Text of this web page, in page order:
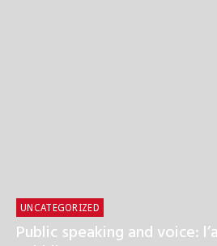
UNCATEGORIZED
Public speaking and voice:
Archivio newsletter